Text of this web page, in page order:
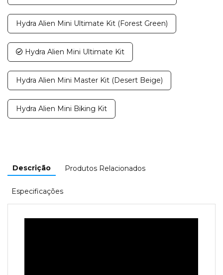
Hydra Alien Mini Ultimate Kit (Forest Green)
Hydra Alien Mini Ultimate Kit
Hydra Alien Mini Master Kit (Desert Beige)
Hydra Alien Mini Biking Kit
Descrição Produtos Relacionados
Especificações